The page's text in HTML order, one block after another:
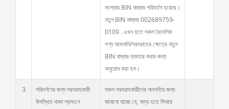
সংস্থার BIN নাম্বার পরিবর্তন হয়েছে।
নতুন BIN নাম্বার 002689759-
0109 . এখন হতে সকল বৈদেশিক
পণ্য আমদানি/সরবরাহের ক্ষেত্রে নতুন
BIN নাম্বার ব্যবহার করার জন্য
অনুরোধ করা হল।
3
পরিদর্শনের জন্য সরবরাহকারী
উপস্থিত থাকা প্রসংগে
সকল সরবরাহকারীদের অবগতির জন্য
জানানো যাচ্ছে যে, অদ্য হতে সিআর